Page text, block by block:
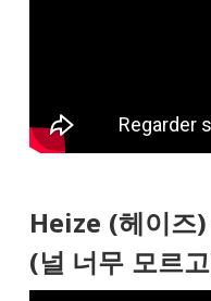
Heize (헤이
(널 너무 모르